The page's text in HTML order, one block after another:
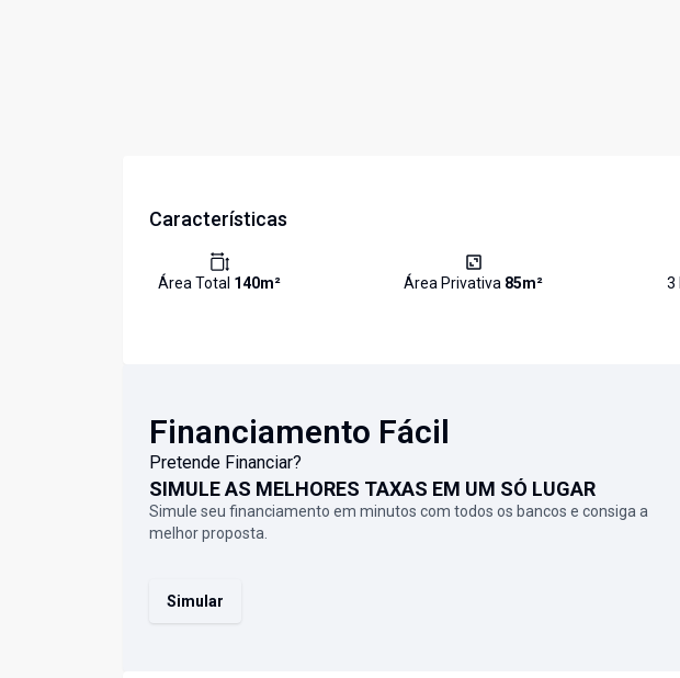
Características
Área Total 140m² Área Privativa 85m² 3
Financiamento Fácil
Pretende Financiar?
SIMULE AS MELHORES TAXAS EM UM SÓ LUGAR
Simule seu financiamento em minutos com todos os bancos e consiga a
melhor proposta.
Simular